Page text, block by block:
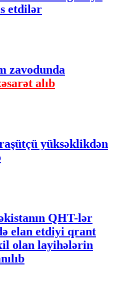
etdilər
zavodunda
alıb
yüksəklikdən
QHT-lər
elan etdiyi qrant
olan layihələrin